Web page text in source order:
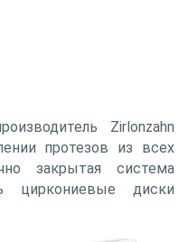
Zirlonzahn
протезов из всех
закрытая система
циркониевые диски